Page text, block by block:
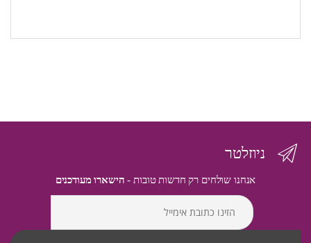
ניוזלטר
אנחנו שולחים רק חדשות טובות - הישארו מעודכנים